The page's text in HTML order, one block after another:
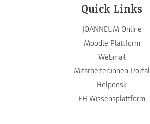
Quick Links
JOANNEUM Online
Moodle Plattform
Webmail
Mitarbeiter:innen-Portal
Helpdesk
FH Wissensplattform